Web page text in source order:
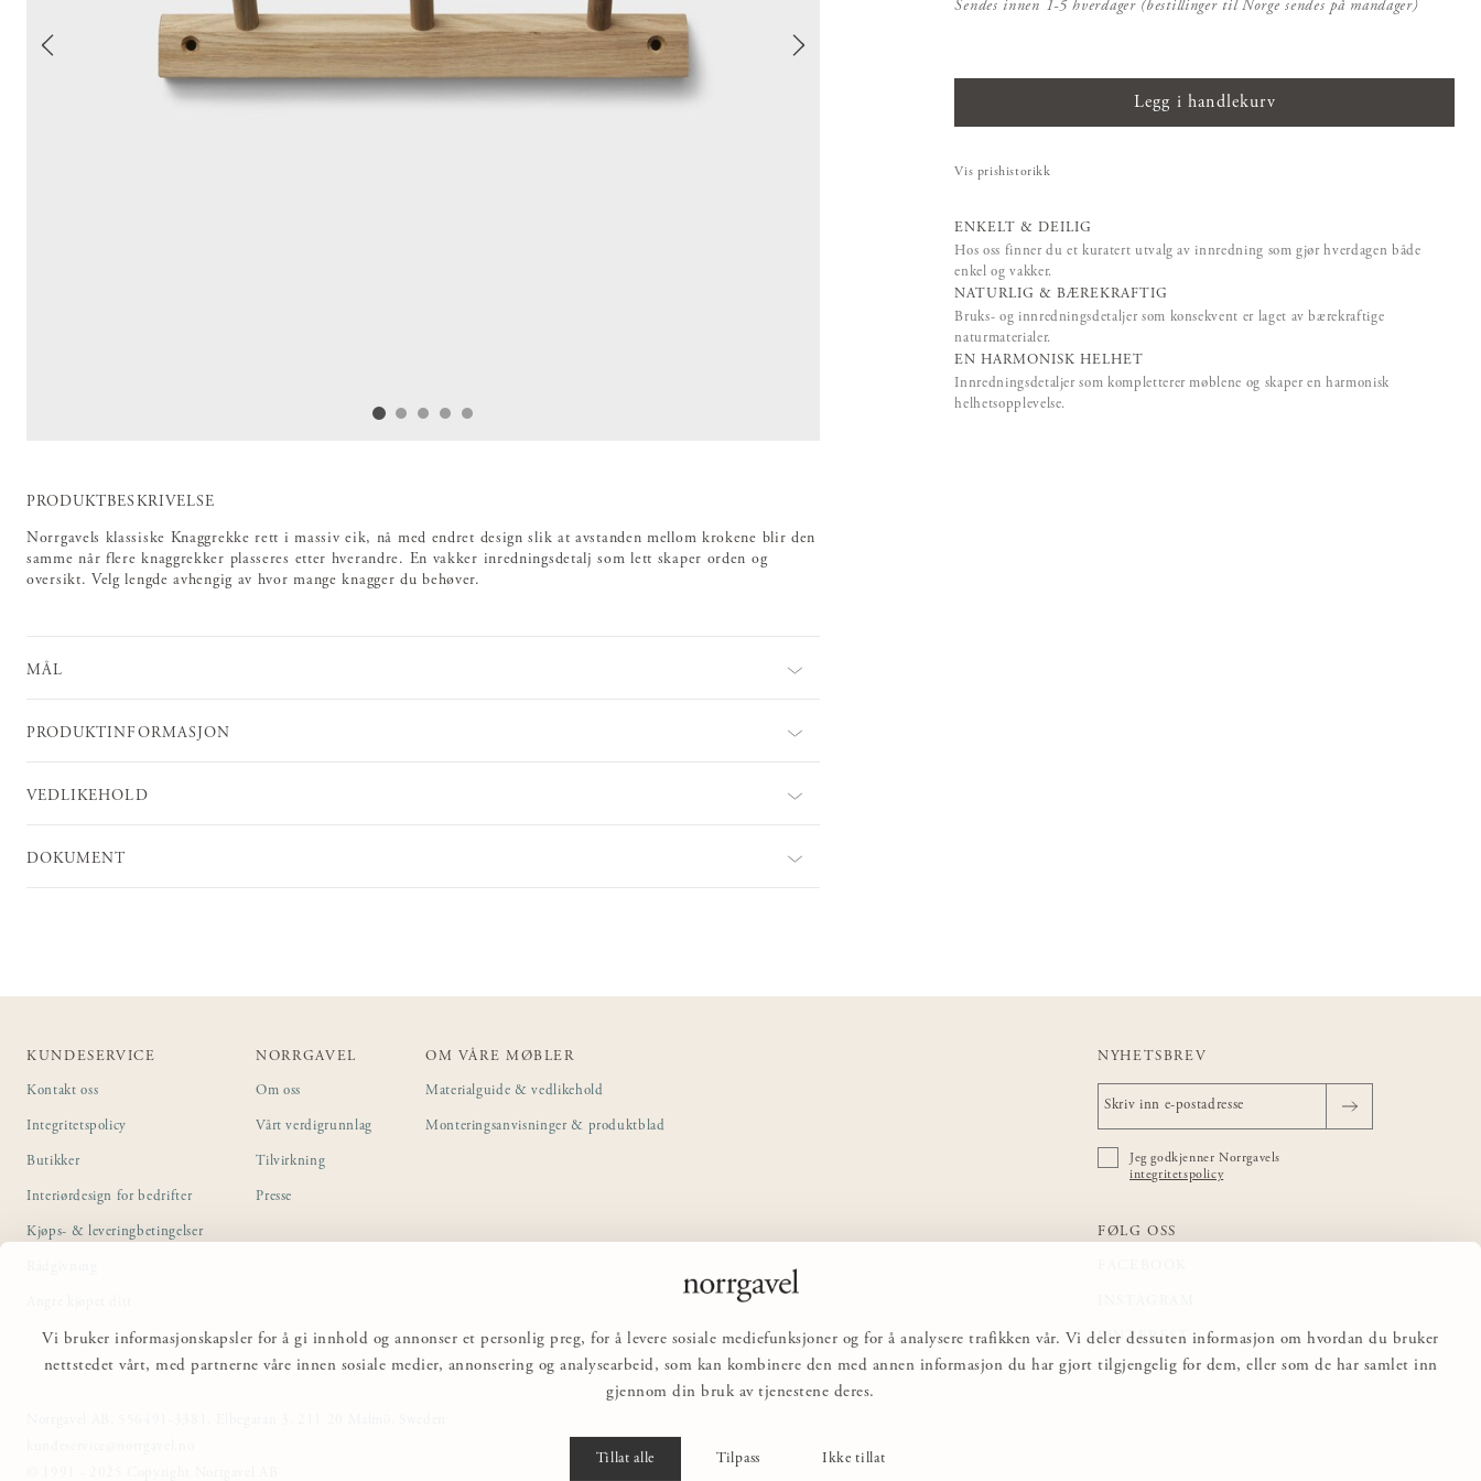
Vi bruker informasjonskapsler for å gi innhold og annonser et personlig preg, for å levere sosiale mediefunksjoner og for å analysere trafikken vår. Vi deler dessuten informasjon om hvordan du bruker
nettstedet vårt, med partnerne våre innen sosiale medier, annonsering og analysearbeid, som kan kombinere den med annen informasjon du har gjort tilgjengelig for dem, eller som de har samlet inn
gjennom din bruk av tjenestene deres.
Tillat alle Tilpass Ikke tillat
Sendes innen 1-5 hverdager (bestillinger til Norge sendes på mandager)
Legg i handlekurv
Vis prishistorikk
ENKELT & DEILIG
Hos oss finner du et kuratert utvalg av innredning som gjør hverdagen både
enkel og vakker.
NATURLIG & BÆREKRAFTIG
Bruks- og innredningsdetaljer som konsekvent er laget av bærekraftige
naturmaterialer.
EN HARMONISK HELHET
Innredningsdetaljer som kompletterer møblene og skaper en harmonisk
helhetsopplevelse.
PRODUKTBESKRIVELSE
Norrgavels klassiske Knaggrekke rett i massiv eik, nå med endret design slik at avstanden mellom krokene blir den
samme når flere knaggrekker plasseres etter hverandre. En vakker inredningsdetalj som lett skaper orden og
oversikt. Velg lengde avhengig av hvor mange knagger du behøver.
MÅL
PRODUKTINFORMASJON
VEDLIKEHOLD
DOKUMENT
KUNDESERVICE
Kontakt oss
Integritetspolicy
Butikker
Interiørdesign for bedrifter
Kjøps- & leveringbetingelser
NORRGAVEL
Om oss
Vårt verdigrunnlag
Tilvirkning
Presse
OM VÅRE MØBLER
Materialguide & vedlikehold
Monteringsanvisninger & produktblad
NYHETSBREV
Jeg godkjenner Norrgavels
integritetspolicy
FØLG OSS
PINTEREST